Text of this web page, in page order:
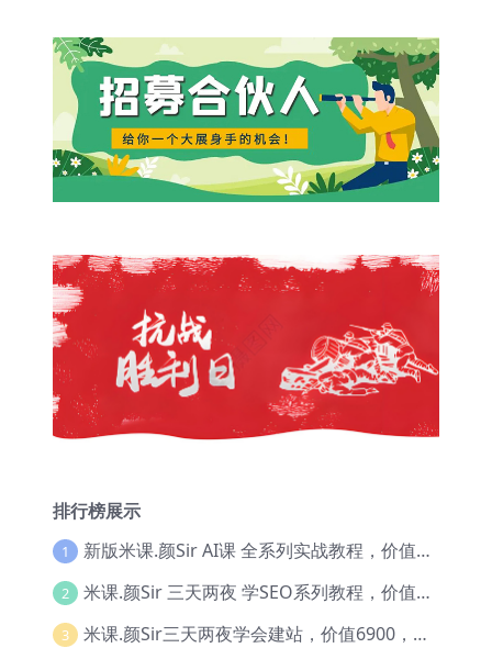
排行榜展示
1 新版米课.颜Sir AI课 全系列实战教程，价值9800，跨境首选！【Ag-0052】
2 米课.颜Sir 三天两夜 学SEO系列教程，价值9600元，跨境人都在学 【Ag-0056】
3 米课.颜Sir三天两夜学会建站，价值6900，MI课甄选课程 【Ag-0055】